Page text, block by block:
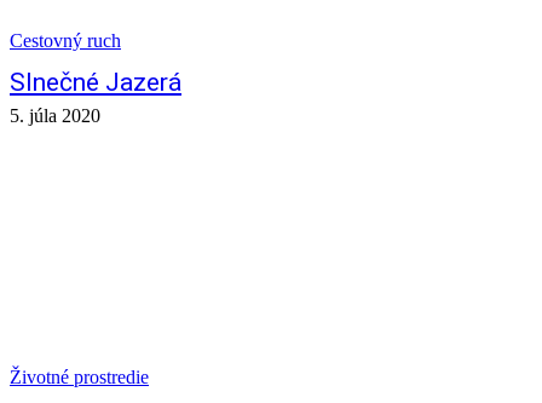
Cestovný ruch
Slnečné Jazerá
5. júla 2020
Životné prostredie